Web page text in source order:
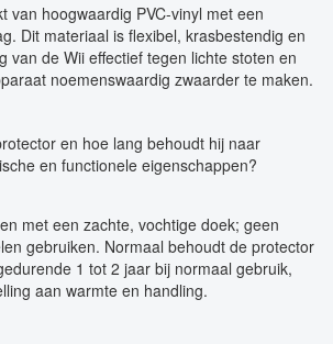
van hoogwaardig PVC-vinyl met een
Dit materiaal is flexibel, krasbestendig en
van de Wii effectief tegen lichte stoten en
noemenswaardig zwaarder te maken.
en hoe lang behoudt hij naar
en functionele eigenschappen?
met een zachte, vochtige doek; geen
gebruiken. Normaal behoudt de protector
1 tot 2 jaar bij normaal gebruik,
aan warmte en handling.